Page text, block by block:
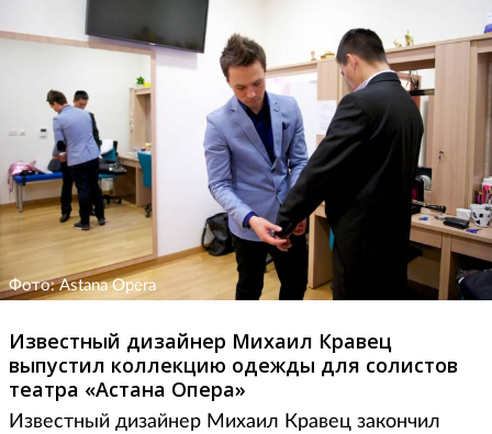
Фото: Astana Opera
Известный дизайнер Михаил Кравец
выпустил коллекцию одежды для солистов
театра «Астана Опера»
Известный дизайнер Михаил Кравец закончил